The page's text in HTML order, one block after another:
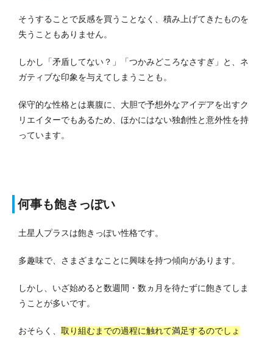
そうすることで反感を買うことなく、積み上げてきたものを
失うこともありません。
しかし「矛盾してない？」「つかみどころなさすぎ」と、ネ
ガティブな印象を与えてしまうことも。
保守的な性格とは裏腹に、大胆で予想外なアイデアを出すク
リエイターでもあるため、ほかにはない独創性と意外性を持
っています。
何事も飽きっぽい
土星人プラスは飽きっぽい性格です。
多趣味で、さまざまなことに興味を持つ傾向があります。
しかし、いざ始めると数週間・数ヵ月を待たずに飽きてしま
うことが多いです。
おそらく、 取り組むまでの過程に触れて満足するのでしょ